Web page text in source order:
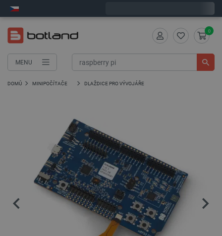
MENU
0
DOMŮ MINIPOČÍTAČE DLAŽDICE PRO VÝVOJÁŘE